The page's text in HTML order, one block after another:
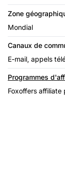
Zone
Mondial
Canaux de
E-mail, appels
Programmes
Foxoffers affiliate